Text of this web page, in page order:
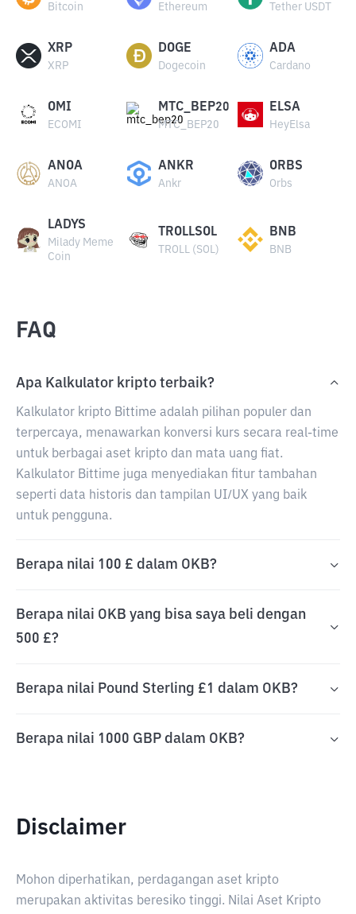
Bitcoin Ethereum Tether USDT
XRP
XRP
DOGE
Dogecoin
ADA
Cardano
OMI
ECOMI
MTC_BEP20
MTC_BEP20
ELSA
HeyElsa
ANOA
ANOA
ANKR
Ankr
ORBS
Orbs
LADYS
Milady Meme
Coin
TROLLSOL
TROLL (SOL)
BNB
BNB
FAQ
Apa Kalkulator kripto terbaik?
Kalkulator kripto Bittime adalah pilihan populer dan
terpercaya, menawarkan konversi kurs secara real-time
untuk berbagai aset kripto dan mata uang fiat.
Kalkulator Bittime juga menyediakan fitur tambahan
seperti data historis dan tampilan UI/UX yang baik
untuk pengguna.
Berapa nilai 100 £ dalam OKB?
Berapa nilai OKB yang bisa saya beli dengan
500 £?
Berapa nilai Pound Sterling £1 dalam OKB?
Berapa nilai 1000 GBP dalam OKB?
Disclaimer
Mohon diperhatikan, perdagangan aset kripto
merupakan aktivitas beresiko tinggi. Nilai Aset Kripto